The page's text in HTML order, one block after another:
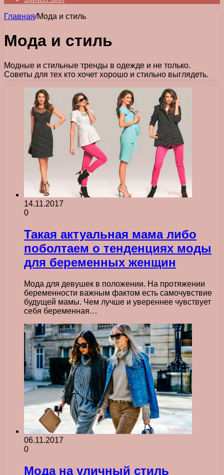
Главная/Мода и стиль
Мода и стиль
Модные и стильные тренды в одежде и не только.
Советы для тех кто хочет хорошо и стильно выглядеть.
14.11.2017
0
Такая актуальная мама либо
поболтаем о тенденциях моды
для беременных женщин
Мода для девушек в положении. На протяжении
беременности важным фактом есть самочувствие
будущей мамы. Чем лучше и увереннее чувствует
себя беременная…
06.11.2017
0
Мода на уличный стиль